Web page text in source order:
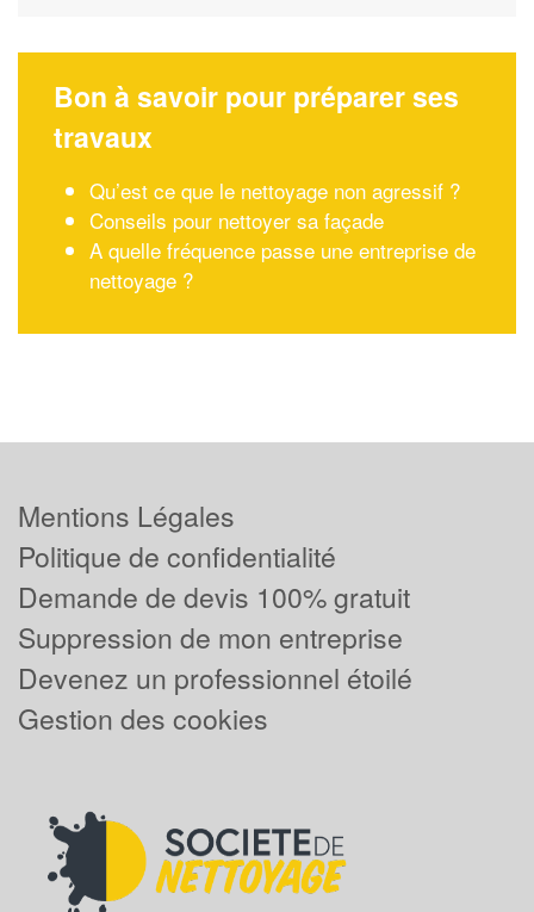
Bon à savoir pour préparer ses
travaux
Qu’est ce que le nettoyage non agressif ?
Conseils pour nettoyer sa façade
A quelle fréquence passe une entreprise de
nettoyage ?
Mentions Légales
Politique de confidentialité
Demande de devis 100% gratuit
Suppression de mon entreprise
Devenez un professionnel étoilé
Gestion des cookies